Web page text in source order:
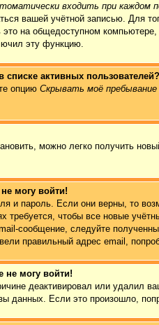
входить при каждом
вашей учётной записью. Для
на общедоступном
эту функцию.
активных пользователей?
опцию Скрывать моё пребывание
можно легко получить
могу войти!
и пароль. Если они верны, то
требуется, чтобы все новые
сообщение, следуйте
правильный адрес email,
не могу войти!
деактивировал или удалил
Если это произошло,